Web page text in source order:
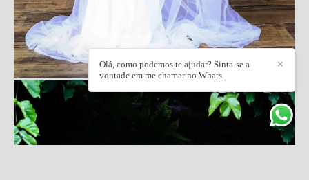
✕
Olá, como podemos te ajudar? Sinta-se a
vontade em me chamar no Whats.